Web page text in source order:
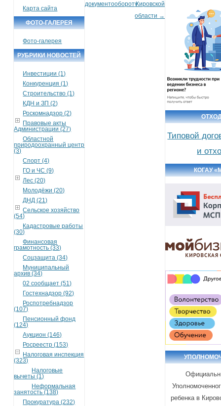
Карта сайта
ФОТО-ГАЛЕРЕЯ
Фото-галерея
РУБРИКИ НОВОСТЕЙ
Инвестиции (1)
Конкуренция (1)
Строительство (1)
КДН и ЗП (2)
Роскомнадзор (2)
Правовые акты
Администрации (27)
Областной
природоохранный центр
(3)
Спорт (4)
ГО и ЧС (9)
Лес (20)
Молодёжи (20)
ДНД (21)
Сельское хозяйство
(54)
Кадастровые работы
(30)
Финансовая
грамотность (33)
Соцзащита (34)
Муниципальный
архив (34)
02 сообщает (51)
Гостехнадзор (92)
Роспотребнадзор
(107)
Пенсионный фонд
(124)
Аукцион (146)
Росреестр (153)
Налоговая инспекция
(323)
Налоговые
вычеты (1)
Неформальная
занятость (138)
Прокуратура (232)
документооборотуКировской
области →
Типовой
и
КОГАУ
ребенка в